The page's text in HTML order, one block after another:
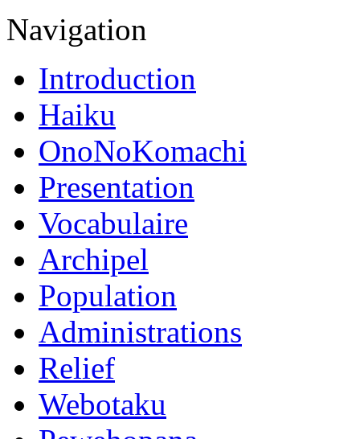
Navigation
Introduction
Haiku
OnoNoKomachi
Presentation
Vocabulaire
Archipel
Population
Administrations
Relief
Webotaku